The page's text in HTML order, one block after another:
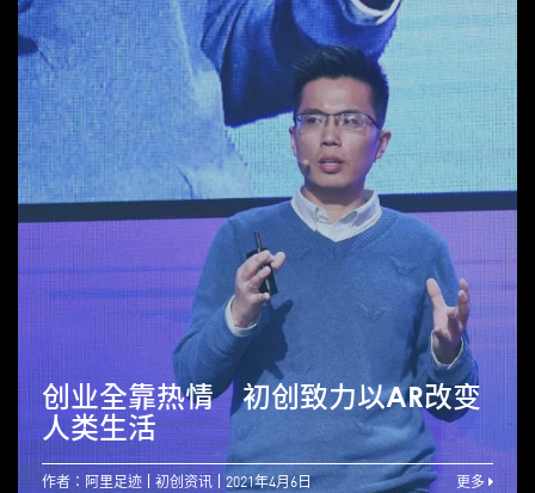
创业全靠热情 初创致力以AR改变
人类生活
作者：阿里足迹 初创资讯 2021年4月6日 更多